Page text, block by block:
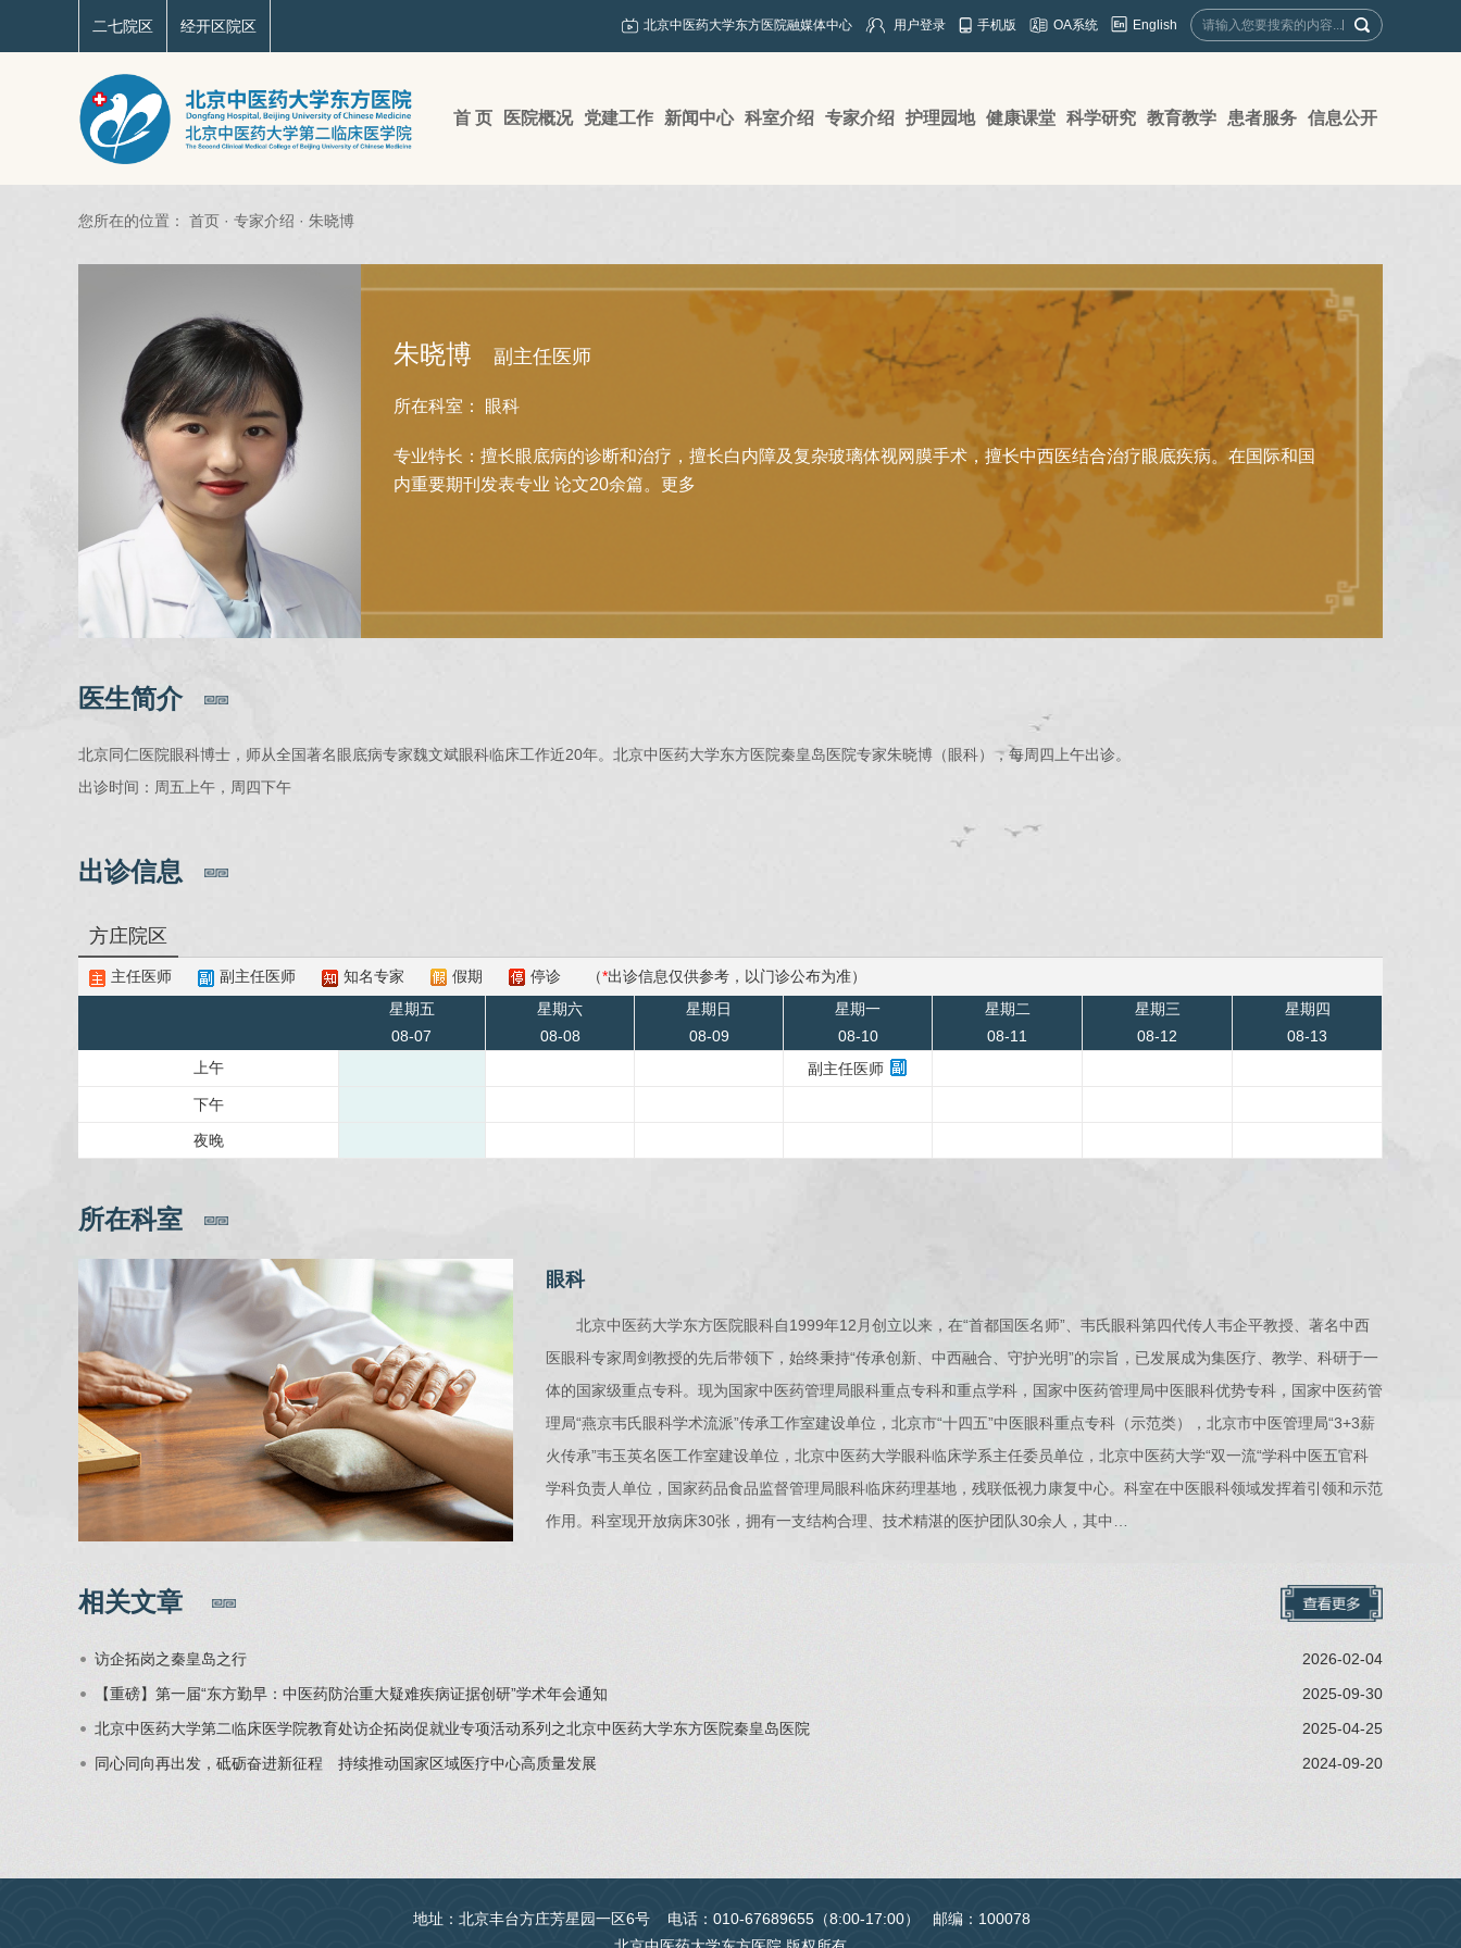
二七院区 经开区院区 北京中医药大学东方医院融媒体中心 用户登录 手机版 OA系统 English
首 页 医院概况 党建工作 新闻中心 科室介绍 专家介绍 护理园地 健康课堂 科学研究 教育教学 患者服务 信息公开
您所在的位置： 首页 · 专家介绍 · 朱晓博
朱晓博 副主任医师
所在科室： 眼科
专业特长：擅长眼底病的诊断和治疗，擅长白内障及复杂玻璃体视网膜手术，擅长中西医结合治疗眼底疾病。在国际和国
内重要期刊发表专业 论文20余篇。 更多
医生简介
北京同仁医院眼科博士，师从全国著名眼底病专家魏文斌眼科临床工作近20年。北京中医药大学东方医院秦皇岛医院专家朱晓博（眼科），每周四上午出诊。
出诊时间：周五上午，周四下午
出诊信息
方庄院区
主任医师 副主任医师 知名专家 假期 停诊 （*出诊信息仅供参考，以门诊公布为准）
星期五
08-07
星期六
08-08
星期日
08-09
星期一
08-10
星期二
08-11
星期三
08-12
星期四
08-13
上午
副主任医师
下午
夜晚
所在科室
眼科
北京中医药大学东方医院眼科自1999年12月创立以来，在“首都国医名师”、韦氏眼科第四代传人韦企平教授、著名中西
医眼科专家周剑教授的先后带领下，始终秉持“传承创新、中西融合、守护光明”的宗旨，已发展成为集医疗、教学、科研于一
体的国家级重点专科。现为国家中医药管理局眼科重点专科和重点学科，国家中医药管理局中医眼科优势专科，国家中医药管
理局“燕京韦氏眼科学术流派”传承工作室建设单位，北京市“十四五”中医眼科重点专科（示范类），北京市中医管理局“3+3薪
火传承”韦玉英名医工作室建设单位，北京中医药大学眼科临床学系主任委员单位，北京中医药大学“双一流“学科中医五官科
学科负责人单位，国家药品食品监督管理局眼科临床药理基地，残联低视力康复中心。科室在中医眼科领域发挥着引领和示范
作用。科室现开放病床30张，拥有一支结构合理、技术精湛的医护团队30余人，其中…
相关文章
2026-02-04
访企拓岗之秦皇岛之行
2025-09-30
【重磅】第一届“东方勤早：中医药防治重大疑难疾病证据创研”学术年会通知
2025-04-25
北京中医药大学第二临床医学院教育处访企拓岗促就业专项活动系列之北京中医药大学东方医院秦皇岛医院
2024-09-20
同心同向再出发，砥砺奋进新征程 持续推动国家区域医疗中心高质量发展
地址：北京丰台方庄芳星园一区6号 电话：010-67689655（8:00-17:00） 邮编：100078